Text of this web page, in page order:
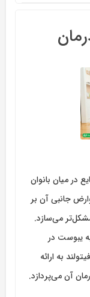
در میان بانوان
جانبی آن بر
می‌سازد.
خانم‌ها به یبوست در
به ارائه
آن می‌پردازد.